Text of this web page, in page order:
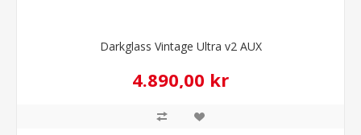
Darkglass Vintage Ultra v2 AUX
4.890,00 kr